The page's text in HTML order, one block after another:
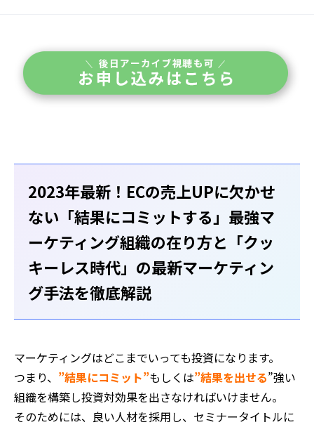
2023年最新！ECの売上UPに欠かせ
ない「結果にコミットする」最強マ
ーケティング組織の在り方と「クッ
キーレス時代」の最新マーケティン
グ手法を徹底解説
マーケティングはどこまでいっても投資になります。
つまり、 ”結果にコミット”もしくは”結果を出せる”強い
組織を構築し投資対効果を出さなければいけません。
そのためには、良い人材を採用し、セミナータイトルに